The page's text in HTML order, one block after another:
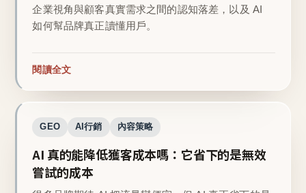
企業視角與顧客真實需求之間的認知落差，以及 AI
如何幫品牌真正讀懂用戶。
閱讀全文
GEO AI行銷 內容策略
AI 真的能降低獲客成本嗎：它省下的是無效
嘗試的成本